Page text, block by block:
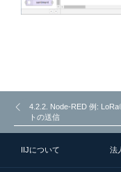
4.2.2. Node-RED 例:
トの送信
IIJについて 法